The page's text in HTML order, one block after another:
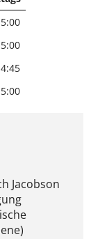
Jacobson